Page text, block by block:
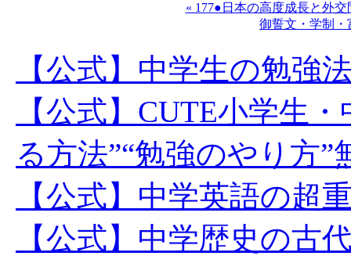
« 177●日本の高度成長と外
御誓文・学制・
【公式】中学生の勉強
【公式】CUTE小学生
る方法”“勉強のやり方”
【公式】中学英語の超
【公式】中学歴史の古